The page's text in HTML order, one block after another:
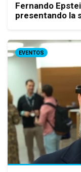
Fernando
presentando la
EVENTOS